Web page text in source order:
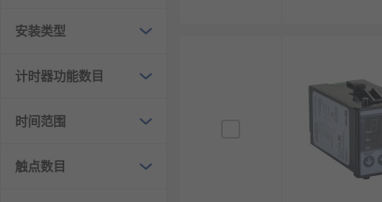
时间继电器应用领域
工业自动化生产线：用于流水线工序间的时序配合，确
电力系统运维：应用于变电站合闸回路、线路保护装
家用电器制造：搭载于洗衣机、微波炉、空调等家电
交通运输设备：用于汽车转向灯闪烁控制、列车车门
建筑消防系统：在火灾报警系统中，实现延时启动排
安装类型
计时器功能数目
时间范围
触点数目